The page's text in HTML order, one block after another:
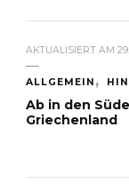
AKTUALISIERT AM
ALLGEMEIN
Ab in den
Griechenland